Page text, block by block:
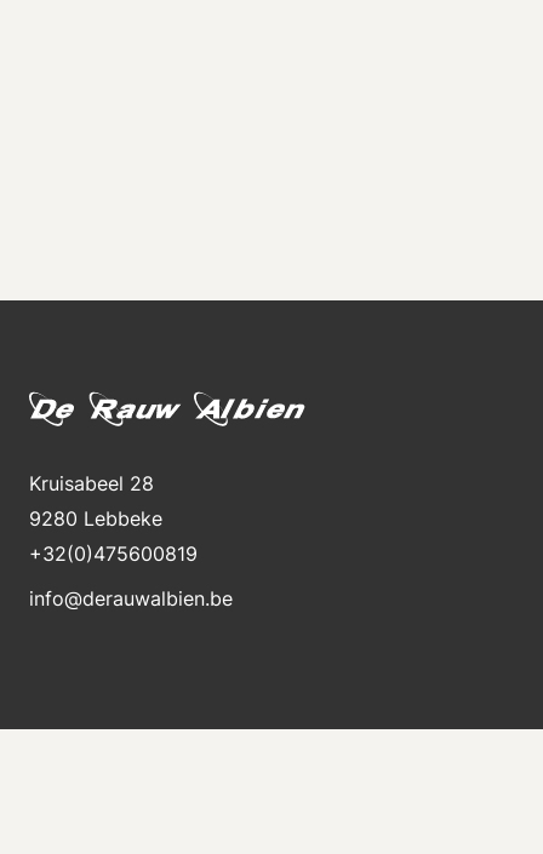
Kruisabeel 28
9280 Lebbeke
+32(0)475600819
info@derauwalbien.be
Blijft op de hoogte van nieuwe voorraad